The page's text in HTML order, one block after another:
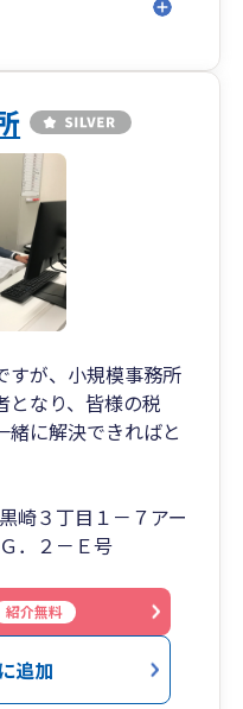
すが、小規模事務所
となり、皆様の税
緒に解決できればと
崎３丁目１－７アー
．２－Ｅ号
紹介無料
追加